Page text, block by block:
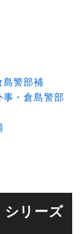
警部補
・倉島警部
シリーズ